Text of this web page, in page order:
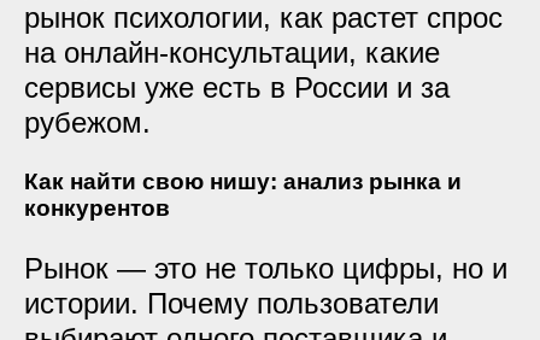
рынок психологии, как растет спрос
на онлайн-консультации, какие
сервисы уже есть в России и за
рубежом.
Как найти свою нишу: анализ рынка и
конкурентов
Рынок — это не только цифры, но и
истории. Почему пользователи